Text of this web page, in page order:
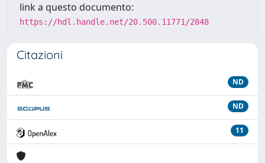
link a questo documento:
https://hdl.handle.net/20.500.11771/2848
Citazioni
ND
ND
11